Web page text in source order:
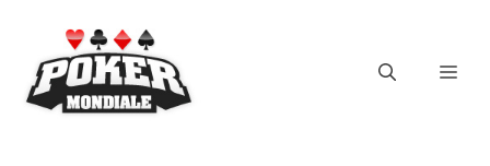
contenuto